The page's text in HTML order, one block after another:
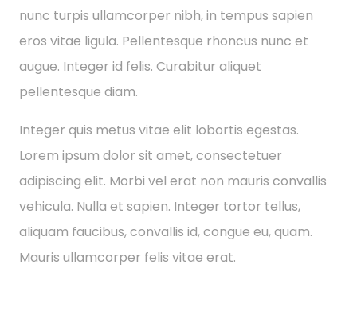
nunc turpis ullamcorper nibh, in tempus sapien
eros vitae ligula. Pellentesque rhoncus nunc et
augue. Integer id felis. Curabitur aliquet
pellentesque diam.
Integer quis metus vitae elit lobortis egestas.
Lorem ipsum dolor sit amet, consectetuer
adipiscing elit. Morbi vel erat non mauris convallis
vehicula. Nulla et sapien. Integer tortor tellus,
aliquam faucibus, convallis id, congue eu, quam.
Mauris ullamcorper felis vitae erat.